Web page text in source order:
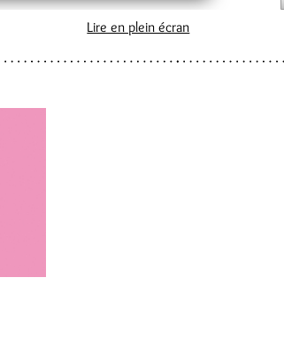
Lire en plein écran